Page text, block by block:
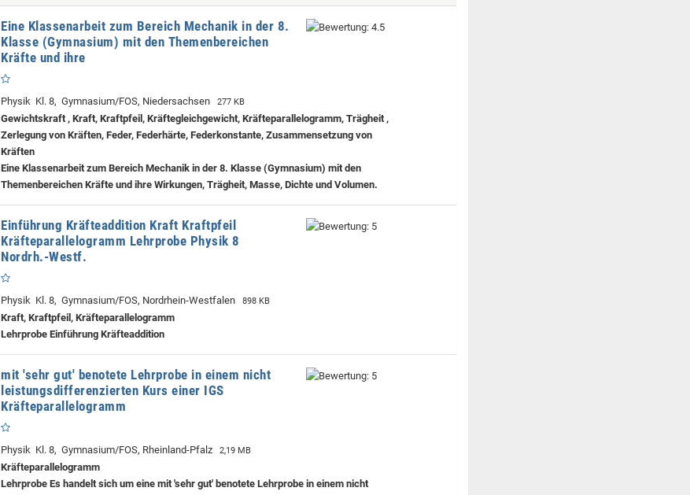
Eine Klassenarbeit zum Bereich Mechanik in der 8.
Klasse (Gymnasium) mit den Themenbereichen
Kräfte und ihre
Physik Kl. 8, Gymnasium/FOS, Niedersachsen 277 KB
Gewichtskraft , Kraft, Kraftpfeil, Kräftegleichgewicht, Kräfteparallelogramm, Trägheit ,
Zerlegung von Kräften, Feder, Federhärte, Federkonstante, Zusammensetzung von
Kräften
Eine Klassenarbeit zum Bereich Mechanik in der 8. Klasse (Gymnasium) mit den
Themenbereichen Kräfte und ihre Wirkungen, Trägheit, Masse, Dichte und Volumen.
Einführung Kräfteaddition Kraft Kraftpfeil
Kräfteparallelogramm Lehrprobe Physik 8
Nordrh.-Westf.
Physik Kl. 8, Gymnasium/FOS, Nordrhein-Westfalen 898 KB
Kraft, Kraftpfeil, Kräfteparallelogramm
Lehrprobe Einführung Kräfteaddition
mit 'sehr gut' benotete Lehrprobe in einem nicht
leistungsdifferenzierten Kurs einer IGS
Kräfteparallelogramm
Physik Kl. 8, Gymnasium/FOS, Rheinland-Pfalz 2,19 MB
Kräfteparallelogramm
Lehrprobe Es handelt sich um eine mit 'sehr gut' benotete Lehrprobe in einem nicht